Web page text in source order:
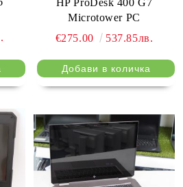
HP ProDesk 400 G7
Microtower PC
€275.00
537.85лв.